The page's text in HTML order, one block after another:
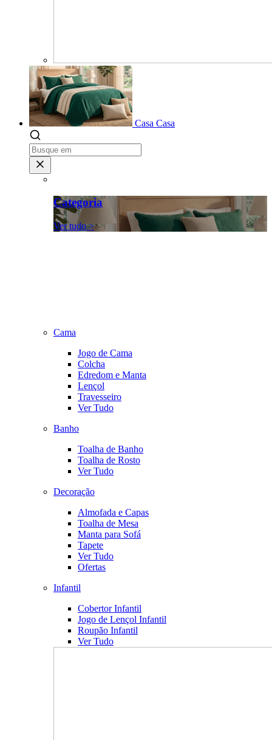
Casa Casa
Categoria
Ver tudo >
Cama
Jogo de Cama
Colcha
Edredom e Manta
Lençol
Travesseiro
Ver Tudo
Banho
Toalha de Banho
Toalha de Rosto
Ver Tudo
Decoração
Almofada e Capas
Toalha de Mesa
Manta para Sofá
Tapete
Ver Tudo
Ofertas
Infantil
Cobertor Infantil
Jogo de Lençol Infantil
Roupão Infantil
Ver Tudo